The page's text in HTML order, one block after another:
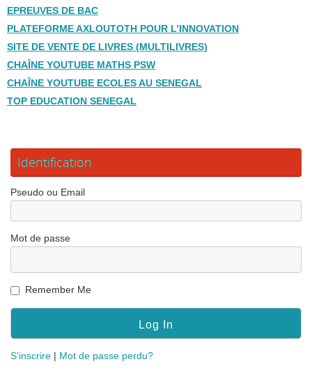
EPREUVES DE BAC
PLATEFORME AXLOUTOTH POUR L’INNOVATION
SITE DE VENTE DE LIVRES (MULTILIVRES)
CHAÎNE YOUTUBE MATHS PSW
CHAÎNE YOUTUBE ECOLES AU SENEGAL
TOP EDUCATION SENEGAL
Identification
Pseudo ou Email
Mot de passe
Remember Me
S'inscrire Mot de passe perdu?